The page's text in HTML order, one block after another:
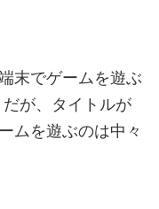
末でゲームを遊ぶ
だが、タイトルが
ムを遊ぶのは中々